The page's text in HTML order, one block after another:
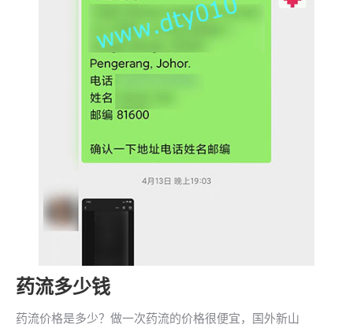
药流多少钱
药流价格是多少？做一次药流的价格很便宜，国外新山